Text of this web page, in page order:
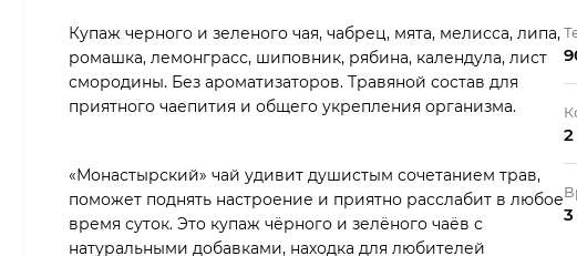
Купаж черного и зеленого чая, чабрец, мята, мелисса, липа,
ромашка, лемонграсс, шиповник, рябина, календула, лист
смородины. Без ароматизаторов. Травяной состав для
приятного чаепития и общего укрепления организма.
«Монастырский» чай удивит душистым сочетанием трав,
поможет поднять настроение и приятно расслабит в любое
время суток. Это купаж чёрного и зелёного чаёв с
натуральными добавками, находка для любителей